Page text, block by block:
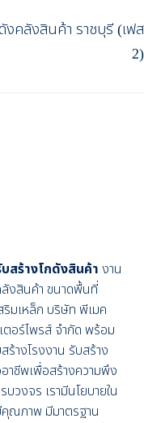
งคลังสินค้า ราชบุรี (เฟส
2)
สร้างโกดังสินค้า งาน
ลังสินค้า ขนาดพื้นที่
มเหล็ก บริษัท พีเมค
ตอร์ไพรส์ จำกัด พร้อม
ร้างโรงงาน รับสร้าง
าชีพเพื่อสร้างความพึง
วงจร เรามีนโยบายใน
คุณภาพ มีมาตรฐาน